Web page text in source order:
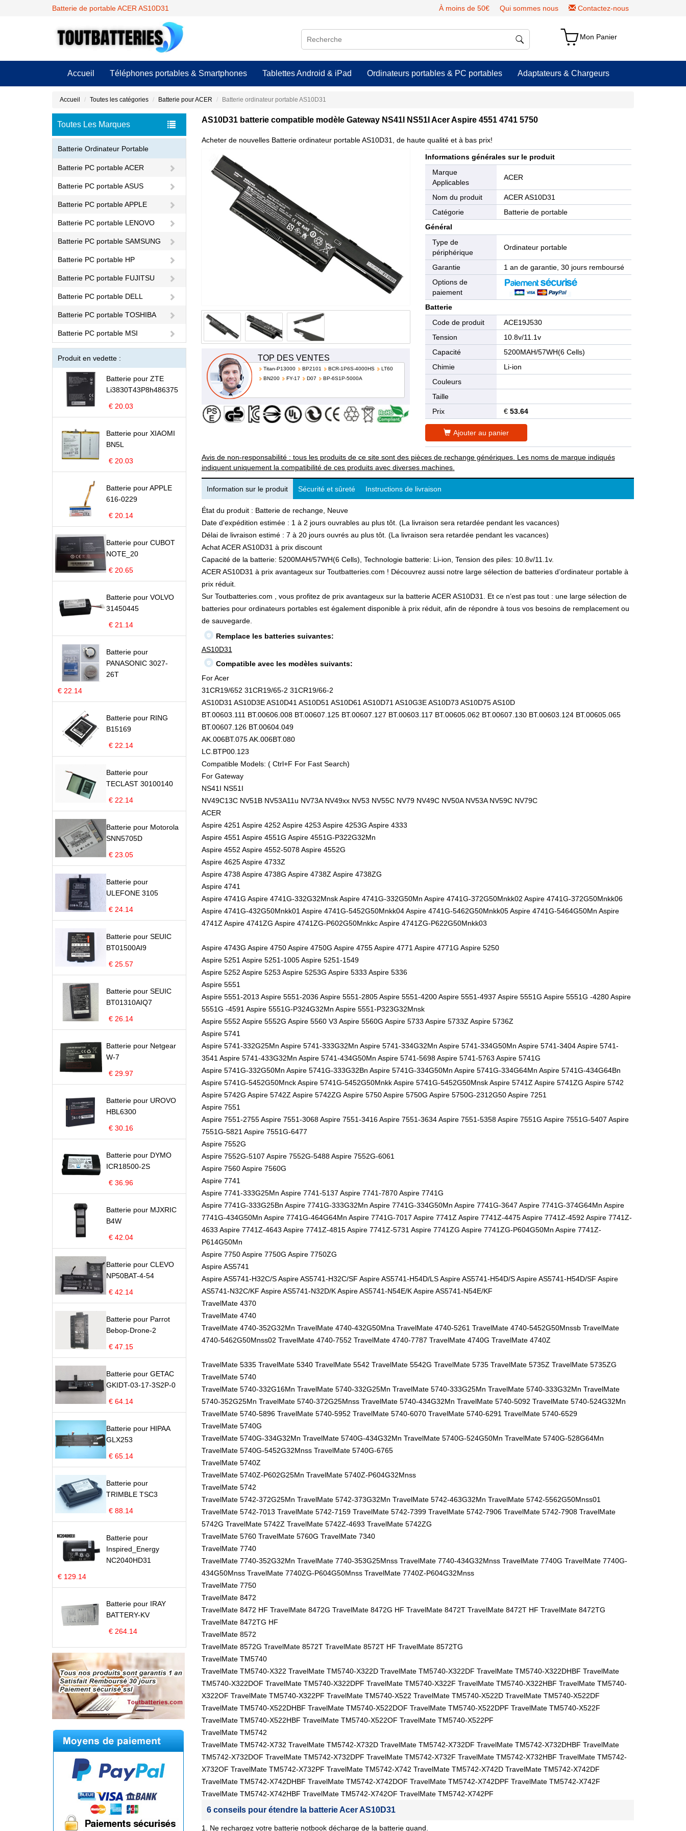
Batterie de portable ACER AS10D31 À moins de 50€ Qui sommes nous Contactez-nous
Mon Panier
Accueil Téléphones portables & Smartphones Tablettes Android & iPad Ordinateurs portables & PC portables Adaptateurs & Chargeurs
Accueil Toutes les catégories Batterie pour ACER Batterie ordinateur portable AS10D31
Toutes Les Marques
Batterie Ordinateur Portable
Batterie PC portable ACER
Batterie PC portable ASUS
Batterie PC portable APPLE
Batterie PC portable LENOVO
Batterie PC portable SAMSUNG
Batterie PC portable HP
Batterie PC portable FUJITSU
Batterie PC portable DELL
Batterie PC portable TOSHIBA
Batterie PC portable MSI
Produit en vedette :
Batterie pour ZTE
Li3830T43P8h486375
€ 20.03
Batterie pour XIAOMI
BN5L
€ 20.03
Batterie pour APPLE
616-0229
€ 20.14
Batterie pour CUBOT
NOTE_20
€ 20.65
Batterie pour VOLVO
31450445
€ 21.14
Batterie pour
PANASONIC 3027-
26T
€ 22.14
Batterie pour RING
B15169
€ 22.14
Batterie pour
TECLAST 30100140
€ 22.14
Batterie pour Motorola
SNN5705D
€ 23.05
Batterie pour
ULEFONE 3105
€ 24.14
Batterie pour SEUIC
BT01500AI9
€ 25.57
Batterie pour SEUIC
BT01310AIQ7
€ 26.14
Batterie pour Netgear
W-7
€ 29.97
Batterie pour UROVO
HBL6300
€ 30.16
Batterie pour DYMO
ICR18500-2S
€ 36.96
Batterie pour MJXRIC
B4W
€ 42.04
Batterie pour CLEVO
NP50BAT-4-54
€ 42.14
Batterie pour Parrot
Bebop-Drone-2
€ 47.15
Batterie pour GETAC
GKIDT-03-17-3S2P-0
€ 64.14
Batterie pour HIPAA
GLX253
€ 65.14
Batterie pour
TRIMBLE TSC3
€ 88.14
Batterie pour
Inspired_Energy
NC2040HD31
€ 129.14
Batterie pour IRAY
BATTERY-KV
€ 264.14
AS10D31 batterie compatible modèle Gateway NS41I NS51I Acer Aspire 4551 4741 5750
Acheter de nouvelles Batterie ordinateur portable AS10D31, de haute qualité et à bas prix!
TOP DES VENTES
Titan-P13000 BP2101 BCR-1P6S-4000HS
LT60
BN200
FY-17 D07 BP-6S1P-5000A
Informations générales sur le produit
Marque
Applicables
ACER
Nom du produit
ACER AS10D31
Catégorie
Batterie de portable
Général
Type de
périphérique
Ordinateur portable
Garantie
1 an de garantie, 30 jours remboursé
Options de
paiement
Batterie
Code de produit
ACE19J530
Tension
10.8v/11.1v
Capacité
5200MAH/57WH(6 Cells)
Chimie
Li-ion
Couleurs
Taille
Prix
€53.64
Ajouter au panier
Avis de non-responsabilité : tous les produits de ce site sont des pièces de rechange génériques. Les noms de marque indiqués
indiquent uniquement la compatibilité de ces produits avec diverses machines.
Information sur le produit Sécurité et sûreté Instructions de livraison
État du produit : Batterie de rechange, Neuve
Date d'expédition estimée : 1 à 2 jours ouvrables au plus tôt. (La livraison sera retardée pendant les vacances)
Délai de livraison estimé : 7 à 20 jours ouvrés au plus tôt. (La livraison sera retardée pendant les vacances)
Achat ACER AS10D31 à prix discount
Capacité de la batterie: 5200MAH/57WH(6 Cells), Technologie batterie: Li-ion, Tension des piles: 10.8v/11.1v.
ACER AS10D31 à prix avantageux sur Toutbatteries.com ! Découvrez aussi notre large sélection de batteries d’ordinateur portable à
prix réduit.
Sur Toutbatteries.com , vous profitez de prix avantageux sur la batterie ACER AS10D31. Et ce n’est pas tout : une large sélection de
batteries pour ordinateurs portables est également disponible à prix réduit, afin de répondre à tous vos besoins de remplacement ou
de sauvegarde.
Remplace les batteries suivantes:
AS10D31
Compatible avec les modèles suivants:
For Acer
31CR19/652 31CR19/65-2 31CR19/66-2
AS10D31 AS10D3E AS10D41 AS10D51 AS10D61 AS10D71 AS10G3E AS10D73 AS10D75 AS10D
BT.00603.111 BT.00606.008 BT.00607.125 BT.00607.127 BT.00603.117 BT.00605.062 BT.00607.130 BT.00603.124 BT.00605.065
BT.00607.126 BT.00604.049
AK.006BT.075 AK.006BT.080
LC.BTP00.123
Compatible Models: ( Ctrl+F For Fast Search)
For Gateway
NS41I NS51I
NV49C13C NV51B NV53A11u NV73A NV49xx NV53 NV55C NV79 NV49C NV50A NV53A NV59C NV79C
ACER
Aspire 4251 Aspire 4252 Aspire 4253 Aspire 4253G Aspire 4333
Aspire 4551 Aspire 4551G Aspire 4551G-P322G32Mn
Aspire 4552 Aspire 4552-5078 Aspire 4552G
Aspire 4625 Aspire 4733Z
Aspire 4738 Aspire 4738G Aspire 4738Z Aspire 4738ZG
Aspire 4741
Aspire 4741G Aspire 4741G-332G32Mnsk Aspire 4741G-332G50Mn Aspire 4741G-372G50Mnkk02 Aspire 4741G-372G50Mnkk06
Aspire 4741G-432G50Mnkk01 Aspire 4741G-5452G50Mnkk04 Aspire 4741G-5462G50Mnkk05 Aspire 4741G-5464G50Mn Aspire
4741Z Aspire 4741ZG Aspire 4741ZG-P602G50Mnkkc Aspire 4741ZG-P622G50Mnkk03
Aspire 4743G Aspire 4750 Aspire 4750G Aspire 4755 Aspire 4771 Aspire 4771G Aspire 5250
Aspire 5251 Aspire 5251-1005 Aspire 5251-1549
Aspire 5252 Aspire 5253 Aspire 5253G Aspire 5333 Aspire 5336
Aspire 5551
Aspire 5551-2013 Aspire 5551-2036 Aspire 5551-2805 Aspire 5551-4200 Aspire 5551-4937 Aspire 5551G Aspire 5551G -4280 Aspire
5551G -4591 Aspire 5551G-P324G32Mn Aspire 5551-P323G32Mnsk
Aspire 5552 Aspire 5552G Aspire 5560 V3 Aspire 5560G Aspire 5733 Aspire 5733Z Aspire 5736Z
Aspire 5741
Aspire 5741-332G25Mn Aspire 5741-333G32Mn Aspire 5741-334G32Mn Aspire 5741-334G50Mn Aspire 5741-3404 Aspire 5741-
3541 Aspire 5741-433G32Mn Aspire 5741-434G50Mn Aspire 5741-5698 Aspire 5741-5763 Aspire 5741G
Aspire 5741G-332G50Mn Aspire 5741G-333G32Bn Aspire 5741G-334G50Mn Aspire 5741G-334G64Mn Aspire 5741G-434G64Bn
Aspire 5741G-5452G50Mnck Aspire 5741G-5452G50Mnkk Aspire 5741G-5452G50Mnsk Aspire 5741Z Aspire 5741ZG Aspire 5742
Aspire 5742G Aspire 5742Z Aspire 5742ZG Aspire 5750 Aspire 5750G Aspire 5750G-2312G50 Aspire 7251
Aspire 7551
Aspire 7551-2755 Aspire 7551-3068 Aspire 7551-3416 Aspire 7551-3634 Aspire 7551-5358 Aspire 7551G Aspire 7551G-5407 Aspire
7551G-5821 Aspire 7551G-6477
Aspire 7552G
Aspire 7552G-5107 Aspire 7552G-5488 Aspire 7552G-6061
Aspire 7560 Aspire 7560G
Aspire 7741
Aspire 7741-333G25Mn Aspire 7741-5137 Aspire 7741-7870 Aspire 7741G
Aspire 7741G-333G25Bn Aspire 7741G-333G32Mn Aspire 7741G-334G50Mn Aspire 7741G-3647 Aspire 7741G-374G64Mn Aspire
7741G-434G50Mn Aspire 7741G-464G64Mn Aspire 7741G-7017 Aspire 7741Z Aspire 7741Z-4475 Aspire 7741Z-4592 Aspire 7741Z-
4633 Aspire 7741Z-4643 Aspire 7741Z-4815 Aspire 7741Z-5731 Aspire 7741ZG Aspire 7741ZG-P604G50Mn Aspire 7741Z-
P614G50Mn
Aspire 7750 Aspire 7750G Aspire 7750ZG
Aspire AS5741
Aspire AS5741-H32C/S Aspire AS5741-H32C/SF Aspire AS5741-H54D/LS Aspire AS5741-H54D/S Aspire AS5741-H54D/SF Aspire
AS5741-N32C/KF Aspire AS5741-N32D/K Aspire AS5741-N54E/K Aspire AS5741-N54E/KF
TravelMate 4370
TravelMate 4740
TravelMate 4740-352G32Mn TravelMate 4740-432G50Mna TravelMate 4740-5261 TravelMate 4740-5452G50Mnssb TravelMate
4740-5462G50Mnss02 TravelMate 4740-7552 TravelMate 4740-7787 TravelMate 4740G TravelMate 4740Z
TravelMate 5335 TravelMate 5340 TravelMate 5542 TravelMate 5542G TravelMate 5735 TravelMate 5735Z TravelMate 5735ZG
TravelMate 5740
TravelMate 5740-332G16Mn TravelMate 5740-332G25Mn TravelMate 5740-333G25Mn TravelMate 5740-333G32Mn TravelMate
5740-352G25Mn TravelMate 5740-372G25Mnss TravelMate 5740-434G32Mn TravelMate 5740-5092 TravelMate 5740-524G32Mn
TravelMate 5740-5896 TravelMate 5740-5952 TravelMate 5740-6070 TravelMate 5740-6291 TravelMate 5740-6529
TravelMate 5740G
TravelMate 5740G-334G32Mn TravelMate 5740G-434G32Mn TravelMate 5740G-524G50Mn TravelMate 5740G-528G64Mn
TravelMate 5740G-5452G32Mnss TravelMate 5740G-6765
TravelMate 5740Z
TravelMate 5740Z-P602G25Mn TravelMate 5740Z-P604G32Mnss
TravelMate 5742
TravelMate 5742-372G25Mn TravelMate 5742-373G32Mn TravelMate 5742-463G32Mn TravelMate 5742-5562G50Mnss01
TravelMate 5742-7013 TravelMate 5742-7159 TravelMate 5742-7399 TravelMate 5742-7906 TravelMate 5742-7908 TravelMate
5742G TravelMate 5742Z TravelMate 5742Z-4693 TravelMate 5742ZG
TravelMate 5760 TravelMate 5760G TravelMate 7340
TravelMate 7740
TravelMate 7740-352G32Mn TravelMate 7740-353G25Mnss TravelMate 7740-434G32Mnss TravelMate 7740G TravelMate 7740G-
434G50Mnss TravelMate 7740ZG-P604G50Mnss TravelMate 7740Z-P604G32Mnss
TravelMate 7750
TravelMate 8472
TravelMate 8472 HF TravelMate 8472G TravelMate 8472G HF TravelMate 8472T TravelMate 8472T HF TravelMate 8472TG
TravelMate 8472TG HF
TravelMate 8572
TravelMate 8572G TravelMate 8572T TravelMate 8572T HF TravelMate 8572TG
TravelMate TM5740
TravelMate TM5740-X322 TravelMate TM5740-X322D TravelMate TM5740-X322DF TravelMate TM5740-X322DHBF TravelMate
TM5740-X322DOF TravelMate TM5740-X322DPF TravelMate TM5740-X322F TravelMate TM5740-X322HBF TravelMate TM5740-
X322OF TravelMate TM5740-X322PF TravelMate TM5740-X522 TravelMate TM5740-X522D TravelMate TM5740-X522DF
TravelMate TM5740-X522DHBF TravelMate TM5740-X522DOF TravelMate TM5740-X522DPF TravelMate TM5740-X522F
TravelMate TM5740-X522HBF TravelMate TM5740-X522OF TravelMate TM5740-X522PF
TravelMate TM5742
TravelMate TM5742-X732 TravelMate TM5742-X732D TravelMate TM5742-X732DF TravelMate TM5742-X732DHBF TravelMate
TM5742-X732DOF TravelMate TM5742-X732DPF TravelMate TM5742-X732F TravelMate TM5742-X732HBF TravelMate TM5742-
X732OF TravelMate TM5742-X732PF TravelMate TM5742-X742 TravelMate TM5742-X742D TravelMate TM5742-X742DF
TravelMate TM5742-X742DHBF TravelMate TM5742-X742DOF TravelMate TM5742-X742DPF TravelMate TM5742-X742F
TravelMate TM5742-X742HBF TravelMate TM5742-X742OF TravelMate TM5742-X742PF
6 conseils pour étendre la batterie Acer AS10D31
1. Ne rechargez votre batterie notbook décharge de la batterie quand.